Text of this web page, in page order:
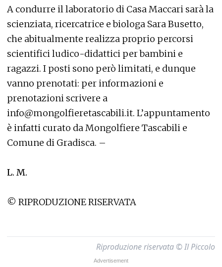
A condurre il laboratorio di Casa Maccari sarà la
scienziata, ricercatrice e biologa Sara Busetto,
che abitualmente realizza proprio percorsi
scientifici ludico-didattici per bambini e
ragazzi. I posti sono però limitati, e dunque
vanno prenotati: per informazioni e
prenotazioni scrivere a
info@mongolfieretascabili.it. L’appuntamento
è infatti curato da Mongolfiere Tascabili e
Comune di Gradisca. –
L. M.
© RIPRODUZIONE RISERVATA
Riproduzione riservata © Il Piccolo